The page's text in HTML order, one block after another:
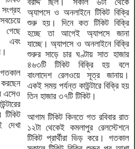
সংগ্রহ
গেছে
এবং
এসেও
দেখা
বরাদ্দ ছিল। সকাল ৬টা থেকে
অ্যাপসে ও অনলাইনে টিকিট বিক্রি
শুরু হয়। দিনে কত টিকিট বিক্রি
হচ্ছে তা আগেই অ্যাপসে জানা
যাচ্ছে। অ্যাপসে ও অনলাইনে বিক্রি
শুরুর সাড়ে চার ঘণ্টায় সাত হাজার
৪৬৩টি টিকিট বিক্রি হয় বলে
বাংলাদেশ রেলওয়ে সূত্র জানায়।
একই সময় পর্যন্ত কাউন্টারে বিক্রি হয়
তিন হাজার ৩৭টি টিকিট।
আগাম টিকিট কিনতে গত রবিবার রাত
১২টা থেকেই কমলাপুর রেলস্টেশনে
টিকিট প্রার্থীরা ভিড় করে। গতকাল